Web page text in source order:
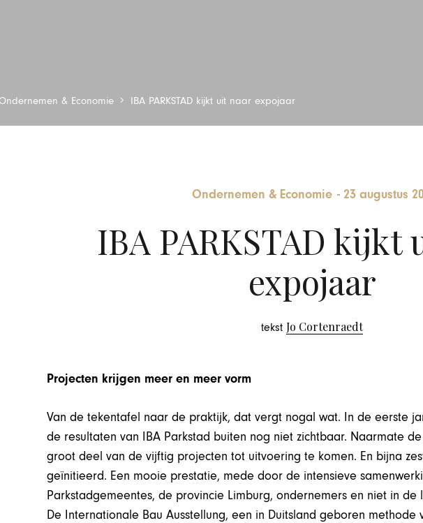
& Economie IBA PARKSTAD kijkt uit naar expojaar
Ondernemen & Economie - 23 augustus
IBA PARKSTAD kijkt
expojaar
tekst Jo Cortenraedt
Projecten krijgen meer en meer vorm
Van de tekentafel naar de praktijk, dat vergt nogal wat. In de eerste
de resultaten van IBA Parkstad buiten nog niet zichtbaar. Naarmate
groot deel van de vijftig projecten tot uitvoering te komen. En bijna
geïnitieerd. Een mooie prestatie, mede door de intensieve
Parkstadgemeentes, de provincie Limburg, ondernemers en niet in
De Internationale Bau Ausstellung, een in Duitsland geboren methode